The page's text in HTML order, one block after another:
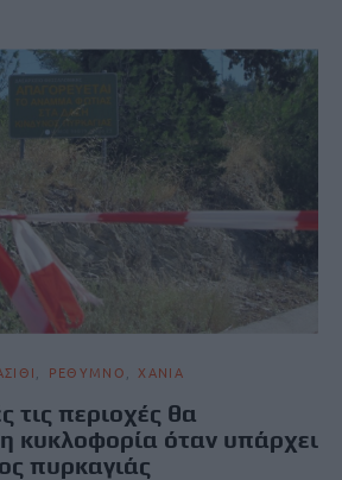
ΡΕΘΥΜΝΟ ΧΑΝΙΑ
τις περιοχές θα
κυκλοφορία όταν υπάρχει
πυρκαγιάς